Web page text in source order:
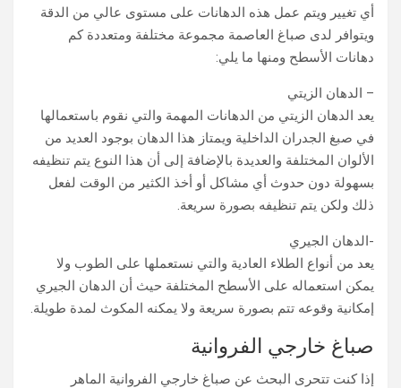
أي تغيير ويتم عمل هذه الدهانات على مستوى عالي من الدقة
ويتوافر لدى صباغ العاصمة مجموعة مختلفة ومتعددة كم
دهانات الأسطح ومنها ما يلي:
– الدهان الزيتي
يعد الدهان الزيتي من الدهانات المهمة والتي نقوم باستعمالها
في صبغ الجدران الداخلية ويمتاز هذا الدهان بوجود العديد من
الألوان المختلفة والعديدة بالإضافة إلى أن هذا النوع يتم تنظيفه
بسهولة دون حدوث أي مشاكل أو أخذ الكثير من الوقت لفعل
ذلك ولكن يتم تنظيفه بصورة سريعة.
-الدهان الجيري
يعد من أنواع الطلاء العادية والتي نستعملها على الطوب ولا
يمكن استعماله على الأسطح المختلفة حيث أن الدهان الجيري
إمكانية وقوعه تتم بصورة سريعة ولا يمكنه المكوث لمدة طويلة.
صباغ خارجي الفروانية
إذا كنت تتحرى البحث عن صباغ خارجي الفروانية الماهر